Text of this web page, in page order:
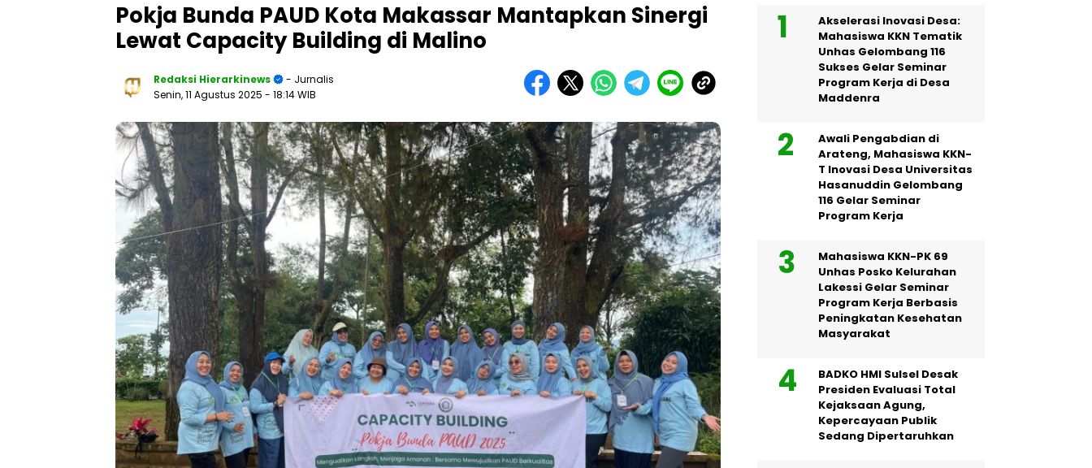
Pokja Bunda PAUD Kota Makassar Mantapkan Sinergi
Lewat Capacity Building di Malino
Redaksi Hierarkinews
- Jurnalis
Senin, 11 Agustus 2025 - 18:14 WIB
Akselerasi Inovasi Desa:
Mahasiswa KKN Tematik
Unhas Gelombang 116
Sukses Gelar Seminar
Program Kerja di Desa
Maddenra
Awali Pengabdian di
Arateng, Mahasiswa KKN-
T Inovasi Desa Universitas
Hasanuddin Gelombang
116 Gelar Seminar
Program Kerja
Mahasiswa KKN-PK 69
Unhas Posko Kelurahan
Lakessi Gelar Seminar
Program Kerja Berbasis
Peningkatan Kesehatan
Masyarakat
BADKO HMI Sulsel Desak
Presiden Evaluasi Total
Kejaksaan Agung,
Kepercayaan Publik
Sedang Dipertaruhkan